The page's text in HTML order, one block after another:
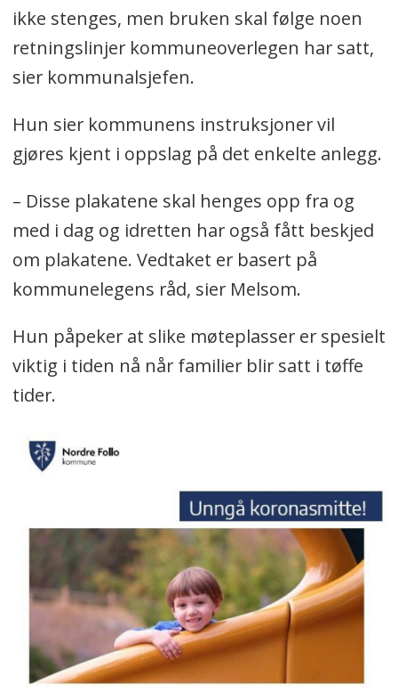
ikke stenges, men bruken skal følge noen
retningslinjer kommuneoverlegen har satt,
sier kommunalsjefen.
Hun sier kommunens instruksjoner vil
gjøres kjent i oppslag på det enkelte anlegg.
– Disse plakatene skal henges opp fra og
med i dag og idretten har også fått beskjed
om plakatene. Vedtaket er basert på
kommunelegens råd, sier Melsom.
Hun påpeker at slike møteplasser er spesielt
viktig i tiden nå når familier blir satt i tøffe
tider.